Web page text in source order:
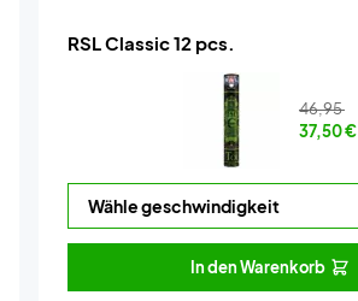
RSL Classic 12 pcs.
46,95
37,50€
In den Warenkorb